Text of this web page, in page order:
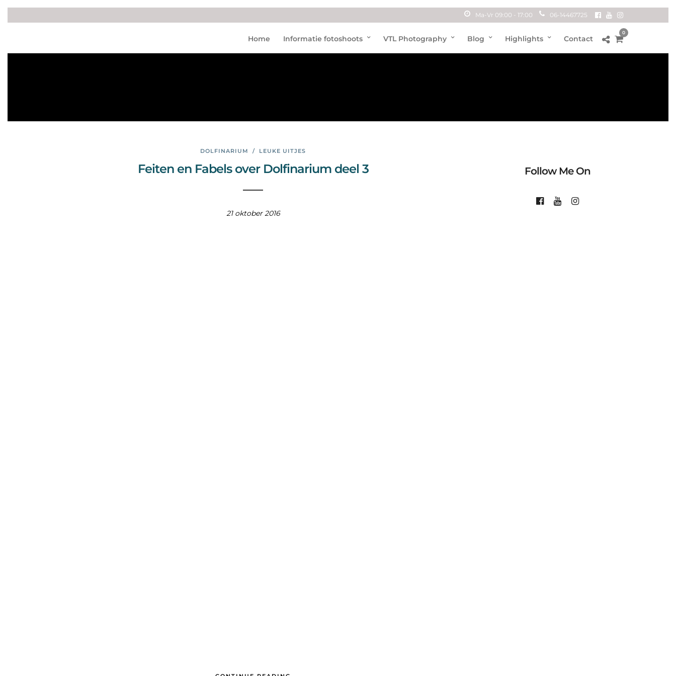
Ma-Vr 09:00 - 17:00 06-14467725
Home Informatie fotoshoots VTL Photography Blog Highlights Contact
0
zeez
DOLFINARIUM / LEUKE UITJES
Feiten en Fabels over Dolfinarium deel 3
21 oktober 2016
Follow Me On